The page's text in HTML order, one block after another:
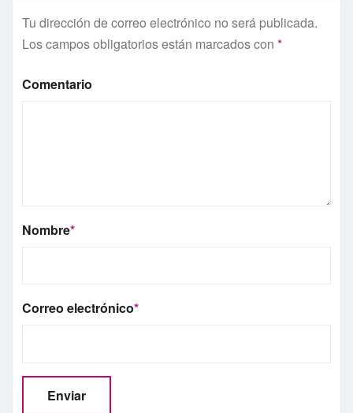
Tu dirección de correo electrónico no será publicada.
Los campos obligatorios están marcados con *
Comentario
Nombre*
Correo electrónico*